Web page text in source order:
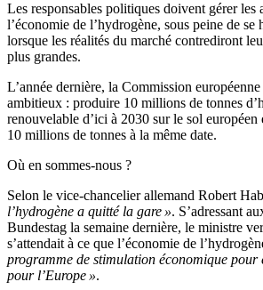
Les responsables politiques doivent gérer les
l’économie de l’hydrogène, sous peine de se
lorsque les réalités du marché contrediront
plus grandes.
L’année dernière, la Commission
ambitieux : produire 10 millions de tonnes
renouvelable d’ici à 2030 sur le sol européen
10 millions de tonnes à la même date.
Où en sommes-nous ?
Selon le vice-chancelier allemand Robert
l’hydrogène a quitté la gare ». S’adressant
Bundestag la semaine dernière, le ministre
s’attendait à ce que l’économie de
programme de stimulation économique pour
pour l’Europe ».